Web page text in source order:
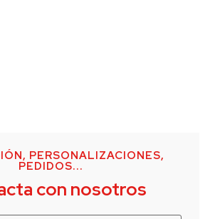
PERSONALIZACIONES,
PEDIDOS...
con nosotros